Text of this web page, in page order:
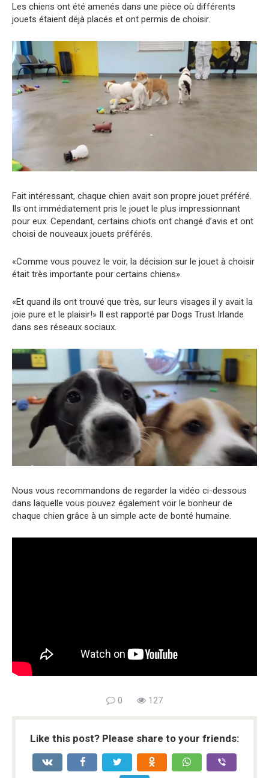
Les chiens ont été amenés dans une pièce où différents
jouets étaient déjà placés et ont permis de choisir.
Fait intéressant, chaque chien avait son propre jouet préféré.
Ils ont immédiatement pris le jouet le plus impressionnant
pour eux. Cependant, certains chiots ont changé d’avis et ont
choisi de nouveaux jouets préférés.
«Comme vous pouvez le voir, la décision sur le jouet à choisir
était très importante pour certains chiens».
«Et quand ils ont trouvé que très, sur leurs visages il y avait la
joie pure et le plaisir!» Il est rapporté par Dogs Trust Irlande
dans ses réseaux sociaux.
Nous vous recommandons de regarder la vidéo ci-dessous
dans laquelle vous pouvez également voir le bonheur de
chaque chien grâce à un simple acte de bonté humaine.
0 127
Like this post? Please share to your friends: